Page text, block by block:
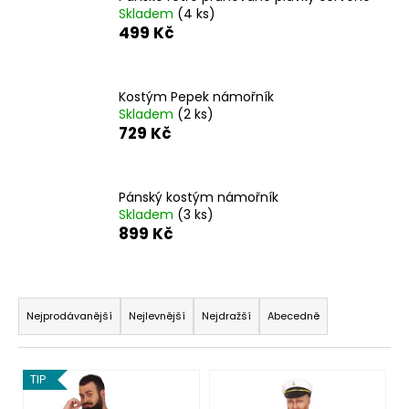
Skladem (4 ks)
499 Kč
Kostým Pepek námořník
Skladem (2 ks)
729 Kč
Pánský kostým námořník
Skladem (3 ks)
899 Kč
Ř
a
z
e
n
Nejprodávanější Nejlevnější Nejdražší Abecedně
V
ý
TIP
HLEDAT
D
o
p
o
r
u